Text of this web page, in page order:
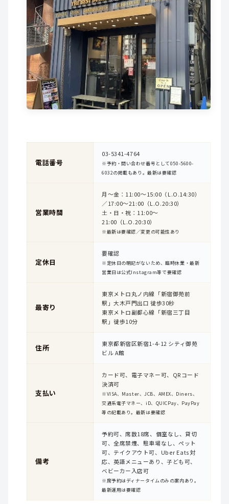
電話番号
03-5341-4764
※予約・問い合わせ番号として050-5600-
6032の掲載もあり。最新は要確認
営業時間
月〜金：11:00〜15:00（L.O.14:30）
／17:00〜21:00（L.O.20:30）
土・日・祝：11:00〜
21:00（L.O.20:30）
※最新は要確認／変更の可能性あり
定休日
要確認
※定休日の明記がないため、臨時休業・最新
営業日は公式Instagram等で要確認
最寄り
東京メトロ丸ノ内線「新宿御苑前
駅」大木戸門出口 徒歩30秒
東京メトロ副都心線「新宿三丁目
駅」徒歩10分
住所
東京都新宿区新宿1-4-12 シティ御苑
ビル A館
支払い
カード可、電子マネー可、QRコード
決済可
※VISA、Master、JCB、AMEX、Diners、
交通系電子マネー、iD、QUICPay、PayPay
等の記載あり。最新は要確認
備考
予約可、席数18席、個室なし、貸切
可、全席禁煙、駐車場なし、ペット
可、テイクアウト可、Uber Eats対
応、英語メニューあり、子ども可、
ベビーカー入店可
※席予約はディナータイムのみの案内あり。
最新運用は要確認